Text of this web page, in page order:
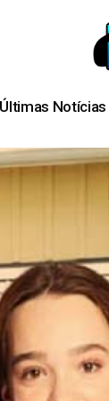
Últimas Notícias